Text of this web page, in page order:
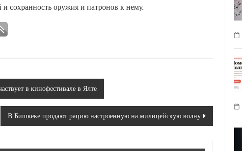
сохранность оружия и патронов к нему.
в кинофестивале в Ялте
В Бишкеке продают рацию настроенную на милицейскую волну